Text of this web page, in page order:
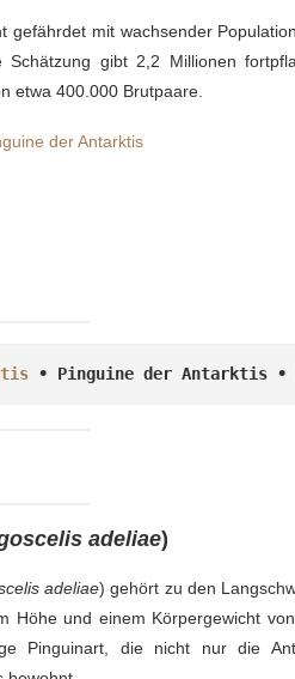
gefährdet mit wachsender
Schätzung gibt 2,2 Millionen
etwa 400.000 Brutpaare.
der Antarktis
• Pinguine der Antarktis •
adeliae)
adeliae) gehört zu den
Höhe und einem Körpergewicht
Pinguinart, die nicht nur die